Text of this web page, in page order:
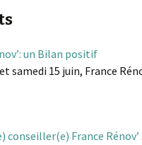
un Bilan positif
samedi 15 juin, France
conseiller(e) France